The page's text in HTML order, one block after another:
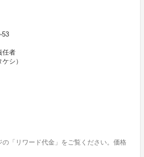
53
任者
シ）
「リワード代金」をご覧ください。価格